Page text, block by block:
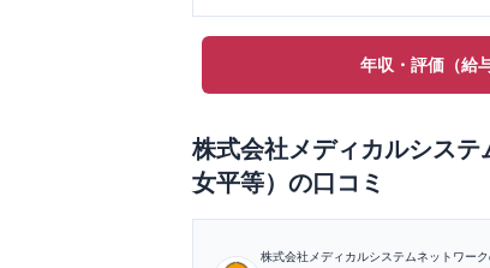
年収・評価（給
株式会社メディカルシステ
女平等） の口コミ
株式会社メディカルシステムネットワーク